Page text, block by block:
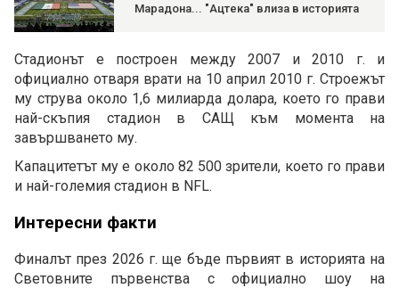
Марадона... "Ацтека" влиза в историята
Стадионът е построен между 2007 и 2010 г. и
официално отваря врати на 10 април 2010 г. Строежът
му струва около 1,6 милиарда долара, което го прави
най-скъпия стадион в САЩ към момента на
завършването му.
Капацитетът му е около 82 500 зрители, което го прави
и най-големия стадион в NFL.
Интересни факти
Финалът през 2026 г. ще бъде първият в историята на
Световните първенства с официално шоу на